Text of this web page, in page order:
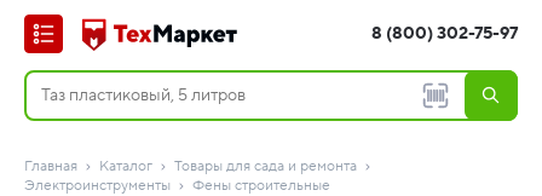
8 (800) 302-75-97
Главная Каталог
Товары для сада и ремонта
Электроинструменты
Фены строительные